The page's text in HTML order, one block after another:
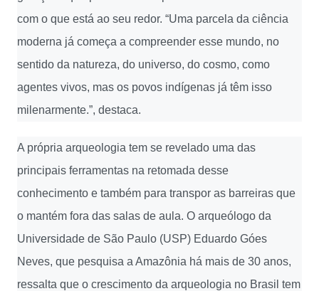
com o que está ao seu redor. “Uma parcela da ciência
moderna já começa a compreender esse mundo, no
sentido da natureza, do universo, do cosmo, como
agentes vivos, mas os povos indígenas já têm isso
milenarmente.”, destaca.
A própria arqueologia tem se revelado uma das
principais ferramentas na retomada desse
conhecimento e também para transpor as barreiras que
o mantém fora das salas de aula. O arqueólogo da
Universidade de São Paulo (USP) Eduardo Góes
Neves, que pesquisa a Amazônia há mais de 30 anos,
ressalta que o crescimento da arqueologia no Brasil tem